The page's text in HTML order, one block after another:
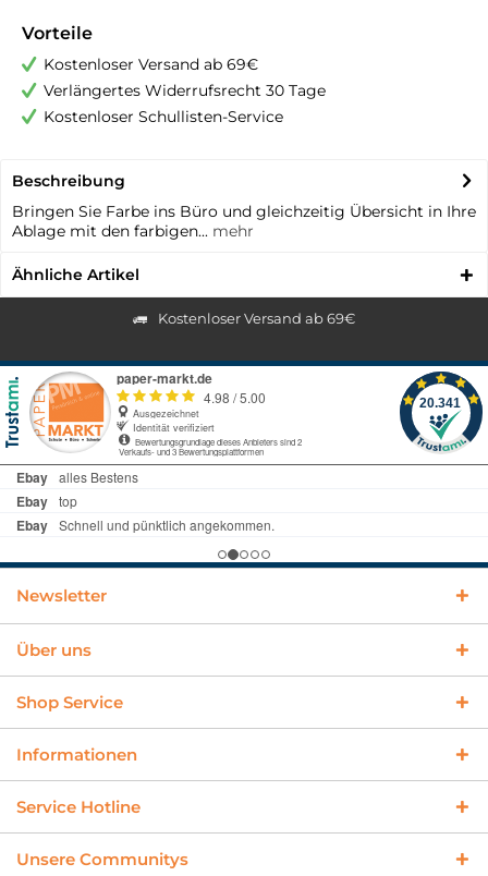
Vorteile
Kostenloser Versand ab 69€
Verlängertes Widerrufsrecht 30 Tage
Kostenloser Schullisten-Service
Beschreibung
Bringen Sie Farbe ins Büro und gleichzeitig Übersicht in Ihre
Ablage mit den farbigen... mehr
Ähnliche Artikel
Kostenloser Versand ab 69€
Newsletter
Über uns
Shop Service
Informationen
Service Hotline
Unsere Communitys